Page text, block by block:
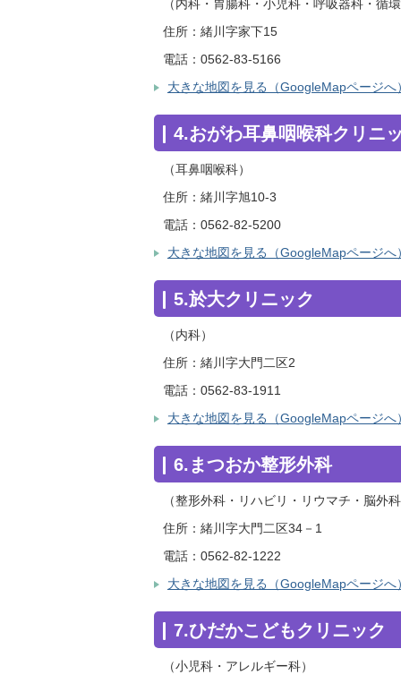
（内科・胃腸科・小児科・呼吸器科・循環
住所：緒川字家下15
電話：0562-83-5166
大きな地図を見る（GoogleMapページへ）
4.おがわ耳鼻咽喉科クリニ
（耳鼻咽喉科）
住所：緒川字旭10-3
電話：0562-82-5200
大きな地図を見る（GoogleMapページへ）
5.於大クリニック
（内科）
住所：緒川字大門二区2
電話：0562-83-1911
大きな地図を見る（GoogleMapページへ）
6.まつおか整形外科
（整形外科・リハビリ・リウマチ・脳外科
住所：緒川字大門二区34－1
電話：0562-82-1222
大きな地図を見る（GoogleMapページへ）
7.ひだかこどもクリニック
（小児科・アレルギー科）